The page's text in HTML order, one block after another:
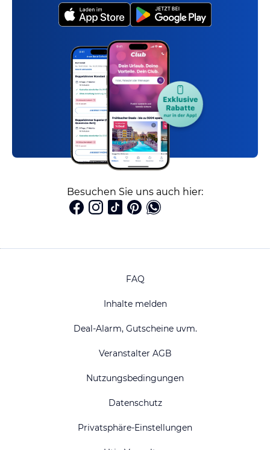
Besuchen Sie uns auch hier:
FAQ
Inhalte melden
Deal-Alarm, Gutscheine uvm.
Veranstalter AGB
Nutzungsbedingungen
Datenschutz
Privatsphäre-Einstellungen